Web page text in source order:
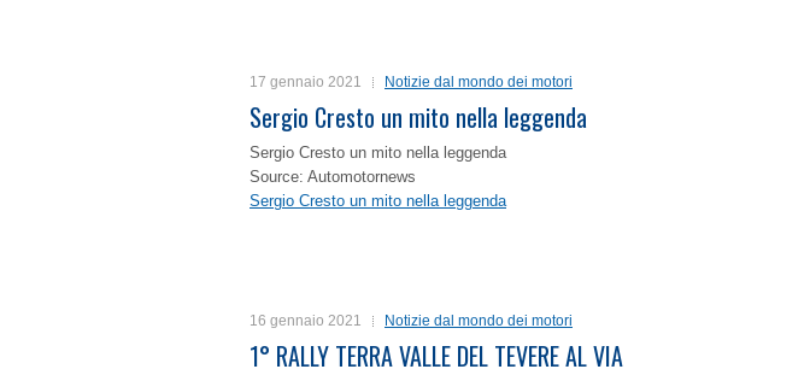
17 gennaio 2021 Notizie dal mondo dei motori
Sergio Cresto un mito nella leggenda
Sergio Cresto un mito nella leggenda
Source: Automotornews
Sergio Cresto un mito nella leggenda
16 gennaio 2021 Notizie dal mondo dei motori
1° RALLY TERRA VALLE DEL TEVERE AL VIA